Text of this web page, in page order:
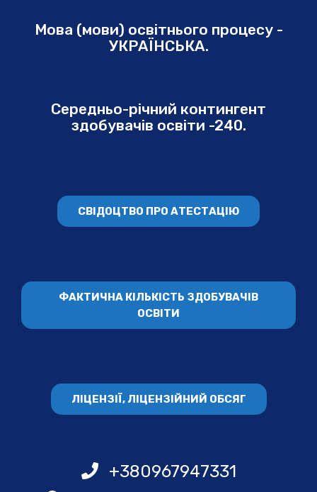
Мова (мови) освітнього процесу -
УКРАЇНСЬКА.
Середньо-річний контингент
здобувачів освіти -240.
СВІДОЦТВО ПРО АТЕСТАЦІЮ
ФАКТИЧНА КІЛЬКІСТЬ ЗДОБУВАЧІВ
ОСВІТИ
ЛІЦЕНЗІЇ, ЛІЦЕНЗІЙНИЙ ОБСЯГ
+380967947331